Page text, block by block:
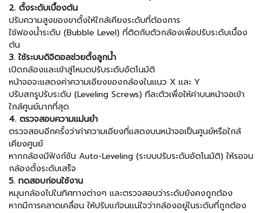
2. ตั้งระดับเบื้องต้น
ปรับความสูงของขาตั้งให้ใกล้เคียงระดับที่ต้องการ
ใช้ฟองน้ำระดับ (Bubble Level) ที่ติดกับตัวกล้องเพื่อปรับระดับเบื้อง
ต้น
3. ใช้ระบบดิจิตอลช่วยตั้งลูกน้ำ
เปิดกล้องและเข้าสู่โหมดปรับระดับอัตโนมัติ
หน้าจอจะแสดงค่าความเอียงของกล้องในแนว X และ Y
ปรับสกรูปรับระดับ (Leveling Screws) ทีละตัวเพื่อให้ค่าบนหน้าจอเข้า
ใกล้ศูนย์มากที่สุด
4. ตรวจสอบความแม่นยำ
ตรวจสอบอีกครั้งว่าค่าความเอียงที่แสดงบนหน้าจอเป็นศูนย์หรือใกล้
เคียงศูนย์
หากกล้องมีฟังก์ชัน Auto-Leveling (ระบบปรับระดับอัตโนมัติ) ให้รอจน
กล้องตั้งระดับเสร็จ
5. ทดสอบก่อนใช้งาน
หมุนกล้องไปในทิศทางต่างๆ และตรวจสอบว่าระดับยังคงถูกต้อง
หากมีการคลาดเคลื่อน ให้ปรับแก้จนแน่ใจว่ากล้องอยู่ในระดับที่ถูกต้อง